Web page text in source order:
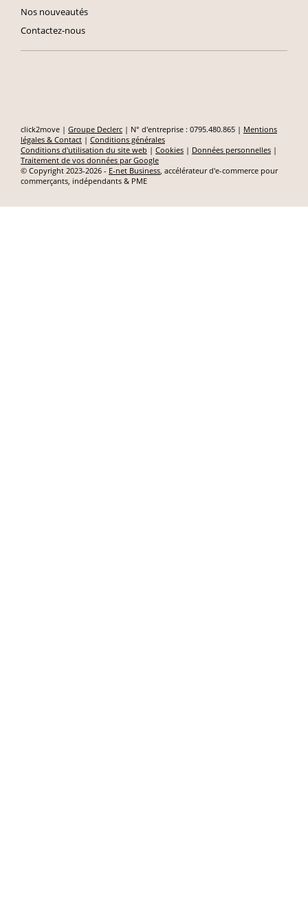
Nos nouveautés
Contactez-nous
click2move | Groupe Declerc | N° d'entreprise : 0795.480.865 | Mentions
légales & Contact | Conditions générales
Conditions d'utilisation du site web | Cookies | Données personnelles |
Traitement de vos données par Google
© Copyright 2023-2026 - E-net Business, accélérateur d'e-commerce pour
commerçants, indépendants & PME